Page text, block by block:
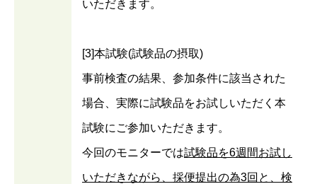
いただきます。
[3]本試験(試験品の摂取)
事前検査の結果、参加条件に該当された
場合、実際に試験品をお試しいただく本
試験にご参加いただきます。
今回のモニターでは試験品を6週間お試し
いただきながら、採便提出の為3回と、検